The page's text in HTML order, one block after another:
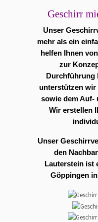
Geschirr
Unser
mehr als ein
helfen Ihnen
zur
Durchführung
unterstützen wir
sowie dem Auf-
Wir erstellen
Unser
den
Lauterstein ist
Göppingen